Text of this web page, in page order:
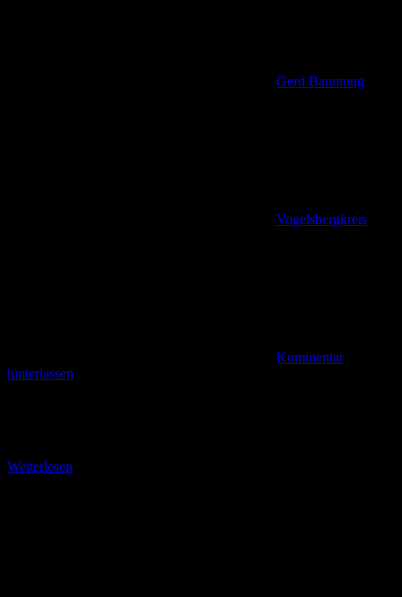
Gerd Baumung
Vogelsbergkreis
Kommentar
hinterlassen
Weiterlesen